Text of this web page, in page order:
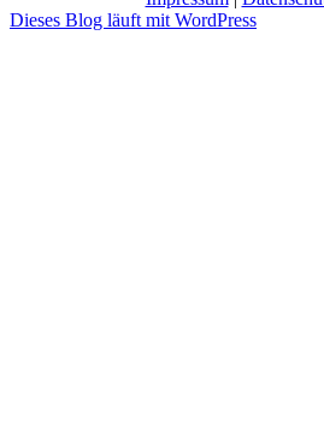
Dieses Blog läuft mit WordPress